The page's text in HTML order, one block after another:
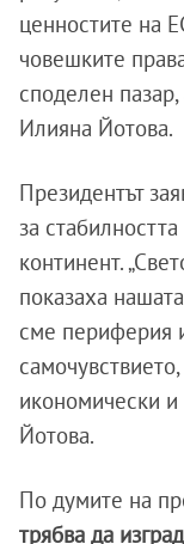
ценностите на
човешките
споделен
Илияна Йотова.
Президентът
за
континент.
показаха
сме периферия
икономически
Йотова.
По думите на
трябва да